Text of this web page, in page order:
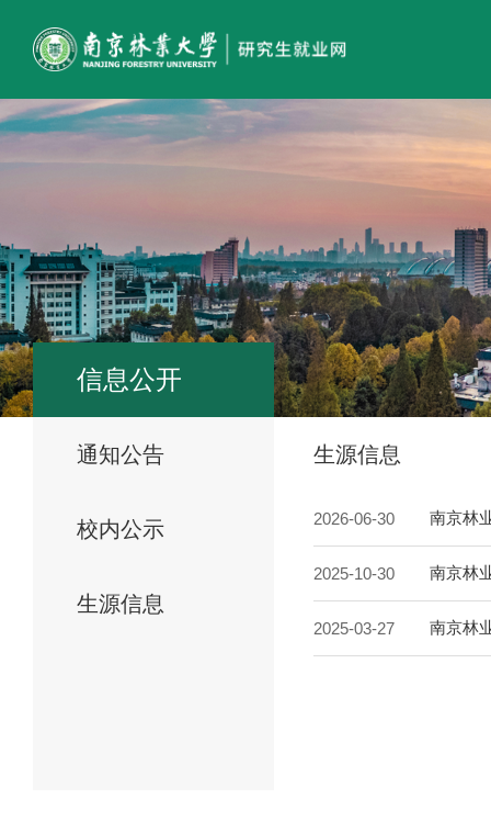
信息公开
通知公告
校内公示
生源信息
生源信息
2026-06-30 南京林
2025-10-30 南京林
2025-03-27 南京林